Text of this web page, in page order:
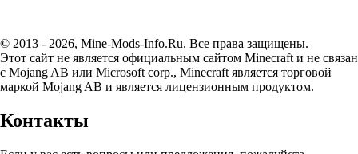
© 2013 - 2026, Mine-Mods-Info.Ru. Все права защищены.
Этот сайт не является официальным сайтом Minecraft и не связан
с Mojang AB или Microsoft corp., Minecraft является торговой
маркой Mojang AB и является лицензионным продуктом.
Контакты